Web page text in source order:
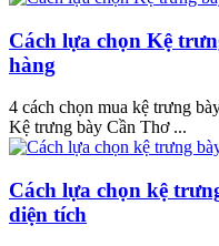
Cách lựa chọn Kệ
hàng
4 cách chọn mua kệ trưng
Kệ trưng bày Cần Thơ ...
Cách lựa chọn kệ
diện tích